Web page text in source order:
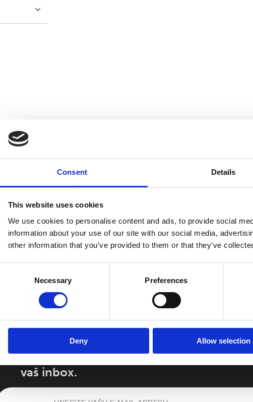
Consent Details
This website uses cookies
We use cookies to personalise content and ads, to provide social
information about your use of our site with our social media,
other information that you’ve provided to them or that they’ve
Necessary Preferences
Deny Allow selection
Flexify
bliže zdravlju, bez obzira na sezonu
Prijavite sei primajte vijesti iz Walkmaxx
vaš inbox.